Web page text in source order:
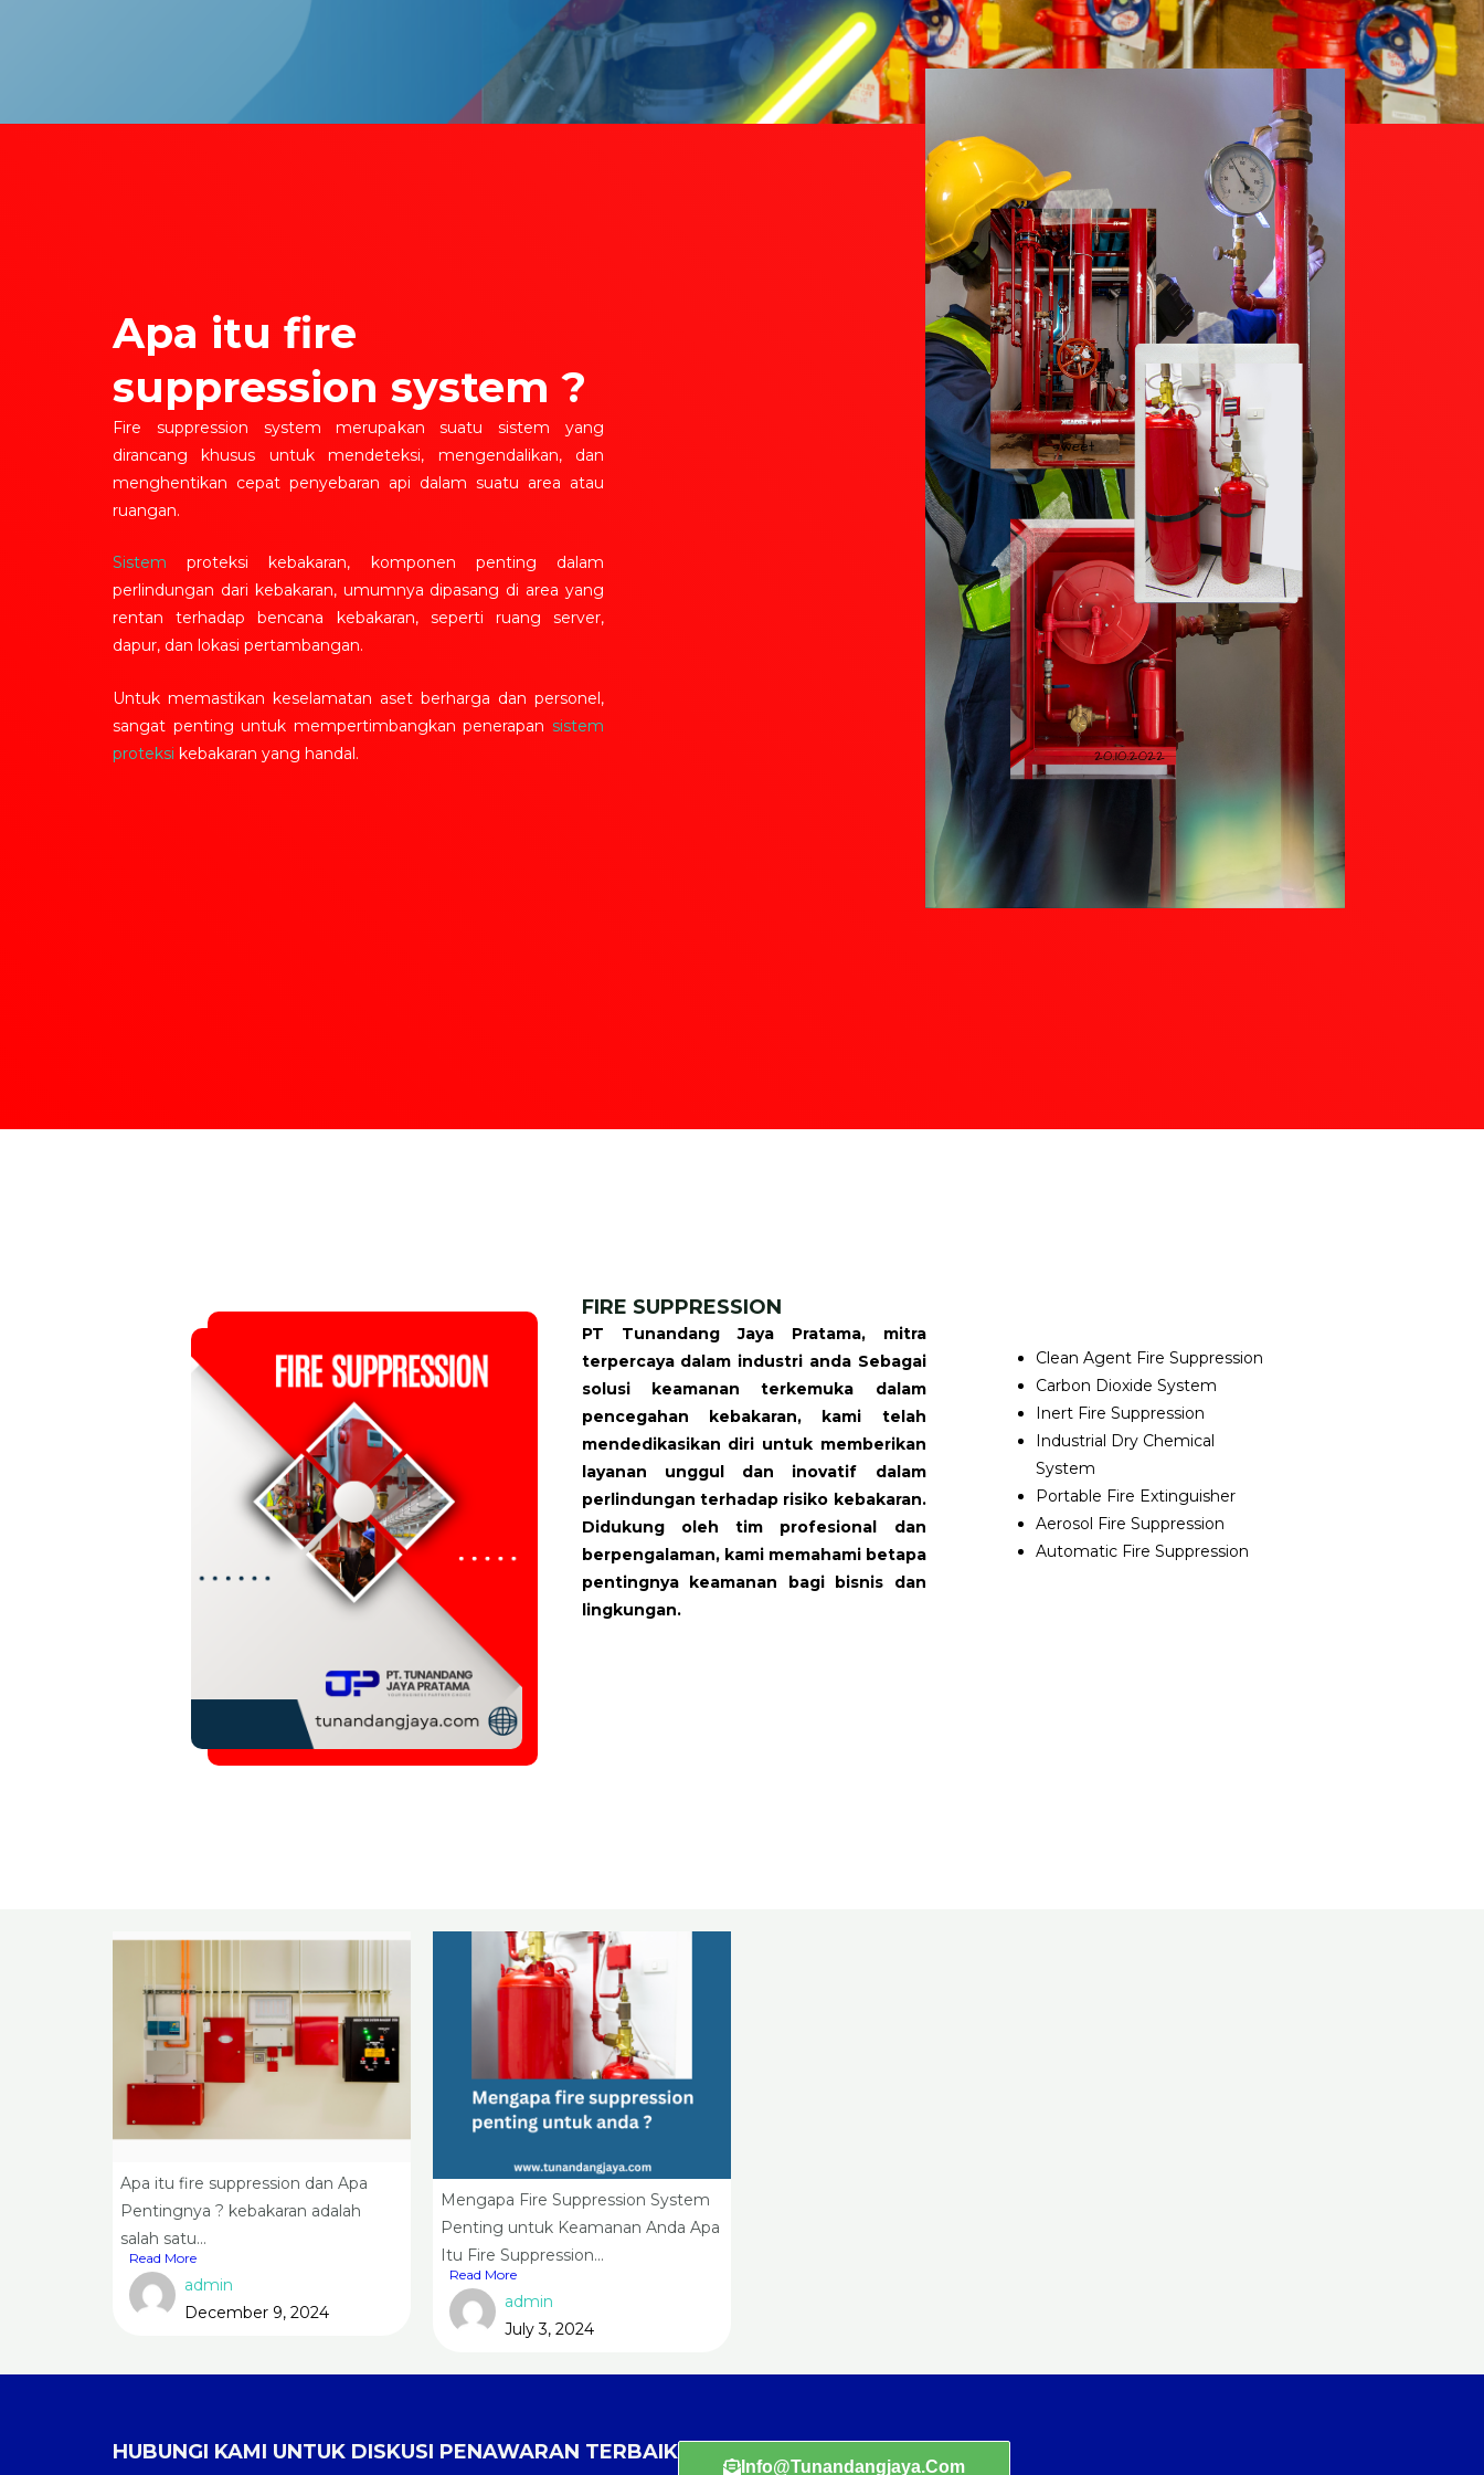
Apa itu fire
suppression system ?
Fire suppression system merupakan suatu sistem yang
dirancang khusus untuk mendeteksi, mengendalikan, dan
menghentikan cepat penyebaran api dalam suatu area atau
ruangan.
Sistem proteksi kebakaran, komponen penting dalam
perlindungan dari kebakaran, umumnya dipasang di area yang
rentan terhadap bencana kebakaran, seperti ruang server,
dapur, dan lokasi pertambangan.
Untuk memastikan keselamatan aset berharga dan personel,
sangat penting untuk mempertimbangkan penerapan sistem
proteksi kebakaran yang handal.
FIRE SUPPRESSION
PT Tunandang Jaya Pratama, mitra
terpercaya dalam industri anda Sebagai
solusi keamanan terkemuka dalam
pencegahan kebakaran, kami telah
mendedikasikan diri untuk memberikan
layanan unggul dan inovatif dalam
perlindungan terhadap risiko kebakaran.
Didukung oleh tim profesional dan
berpengalaman, kami memahami betapa
pentingnya keamanan bagi bisnis dan
lingkungan.
Clean Agent Fire Suppression
Carbon Dioxide System
Inert Fire Suppression
Industrial Dry Chemical
System
Portable Fire Extinguisher
Aerosol Fire Suppression
Automatic Fire Suppression
Apa itu fire suppression dan Apa
Pentingnya ? kebakaran adalah
salah satu...
Read More
admin
December 9, 2024
Mengapa Fire Suppression System
Penting untuk Keamanan Anda Apa
Itu Fire Suppression...
Read More
admin
July 3, 2024
HUBUNGI KAMI UNTUK DISKUSI PENAWARAN TERBAIK
Info@tunandangjaya.com